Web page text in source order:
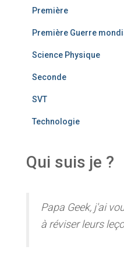
Première
Première Guerre
Science Physique
Seconde
SVT
Technologie
Qui suis je ?
Papa Geek, j'ai
à réviser leurs